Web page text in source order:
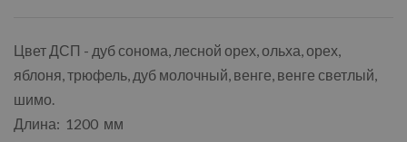
Цвет ДСП - дуб сонома, лесной орех, ольха, орех,
яблоня, трюфель, дуб молочный, венге, венге светлый,
шимо.
Длина: 1200 мм